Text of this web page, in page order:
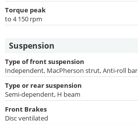
Torque peak
to 4 150 rpm
Suspension
Type of front suspension
Independent, MacPherson strut, Anti-roll bar
Type or rear suspension
Semi-dependent, H beam
Front Brakes
Disc ventilated